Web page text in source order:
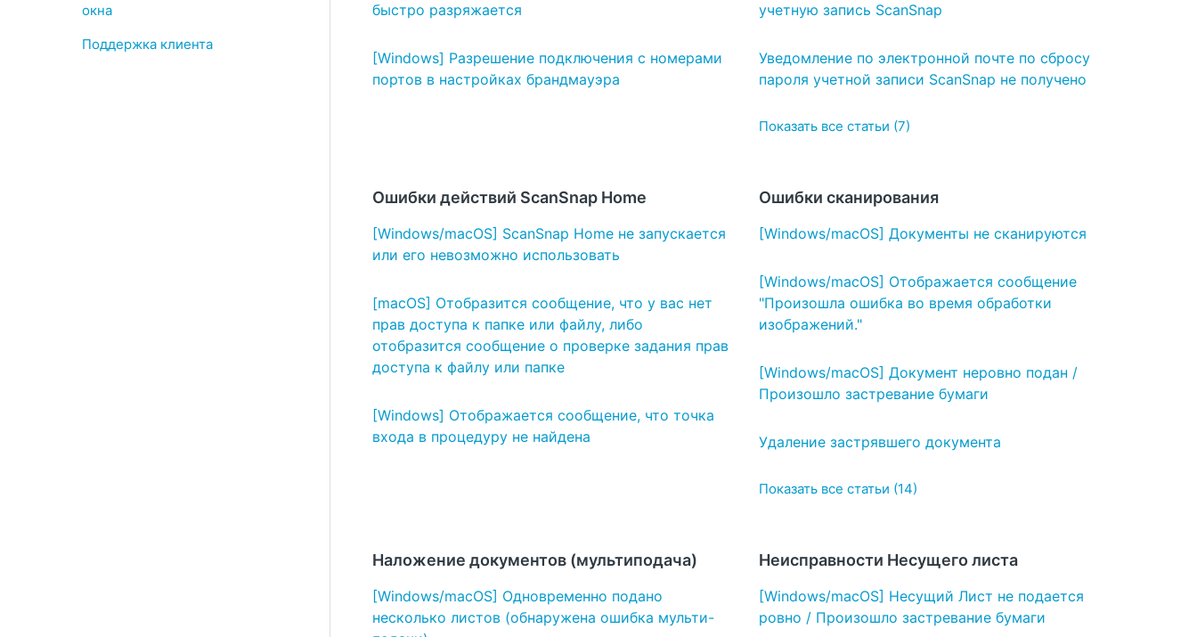
окна
Поддержка клиента
быстро разряжается
[Windows] Разрешение подключения с номерами
портов в настройках брандмауэра
учетную запись ScanSnap
Уведомление по электронной почте по сбросу
пароля учетной записи ScanSnap не получено
Показать все статьи (7)
Ошибки действий ScanSnap Home
[Windows/macOS] ScanSnap Home не запускается
или его невозможно использовать
[macOS] Отобразится сообщение, что у вас нет
прав доступа к папке или файлу, либо
отобразится сообщение о проверке задания прав
доступа к файлу или папке
[Windows] Отображается сообщение, что точка
входа в процедуру не найдена
Ошибки сканирования
[Windows/macOS] Документы не сканируются
[Windows/macOS] Отображается сообщение
"Произошла ошибка во время обработки
изображений."
[Windows/macOS] Документ неровно подан /
Произошло застревание бумаги
Удаление застрявшего документа
Показать все статьи (14)
Наложение документов (мультиподача)
[Windows/macOS] Одновременно подано
несколько листов (обнаружена ошибка мульти-
Неисправности Несущего листа
[Windows/macOS] Несущий Лист не подается
ровно / Произошло застревание бумаги